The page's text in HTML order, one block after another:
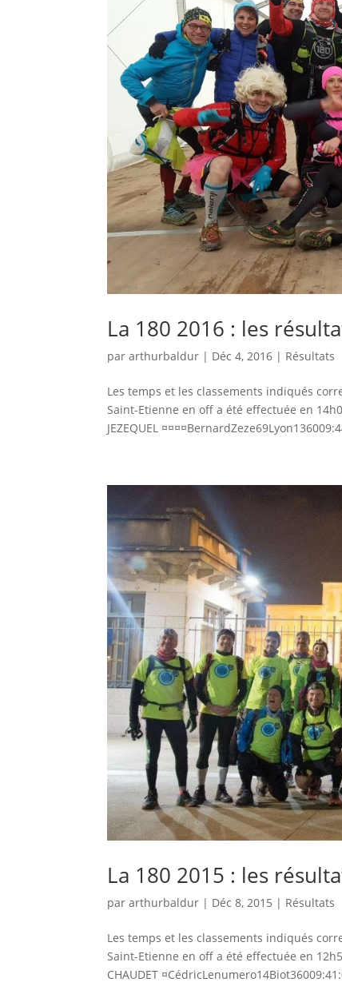
La 180 2016 : les
pararthurbaldur | Déc 4, 2016 | Résultats
Les temps et les classements indiqués
Saint-Etienne en off a été effectuée en
JEZEQUEL
La 180 2015 : les
pararthurbaldur | Déc 8, 2015 | Résultats
Les temps et les classements indiqués
Saint-Etienne en off a été effectuée en
CHAUDET